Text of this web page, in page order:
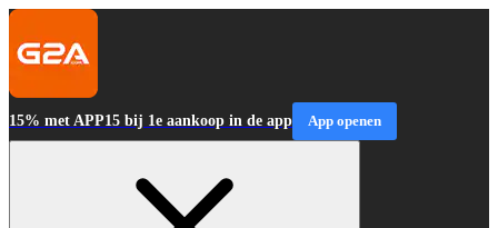
15% met APP15 bij 1e aankoop in de app App openen